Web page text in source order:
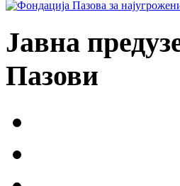
Јавна
Пазови